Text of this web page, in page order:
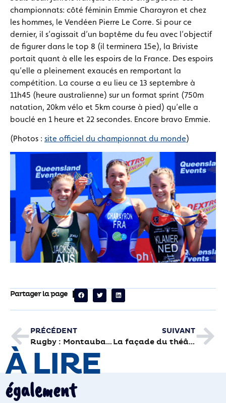
championnats: côté féminin Emmie Charayron et chez
les hommes, le Vendéen Pierre Le Corre. Si pour ce
dernier, il s’agissait d’un baptême du feu avec l’objectif
de figurer dans le top 8 (il terminera 15e), la Briviste
portait quant à elle les espoirs de la France. Des espoirs
qu’elle a pleinement exaucés en remportant la
compétition. La course a eu lieu ce 13 septembre à
11h45 (heure australienne) sur un format sprint (750m
natation, 20km vélo et 5km course à pied) qu’elle a
bouclé en 1 heure et 22 secondes. Encore bravo Emmie.
(Photos : site officiel du championnat du monde)
Partager la page
PRÉCÉDENT
Rugby : Montauban-Brive (23-20), un goût d’inachevé
SUIVANT
La façade du théâtre tombe la bâche
À LIRE
également